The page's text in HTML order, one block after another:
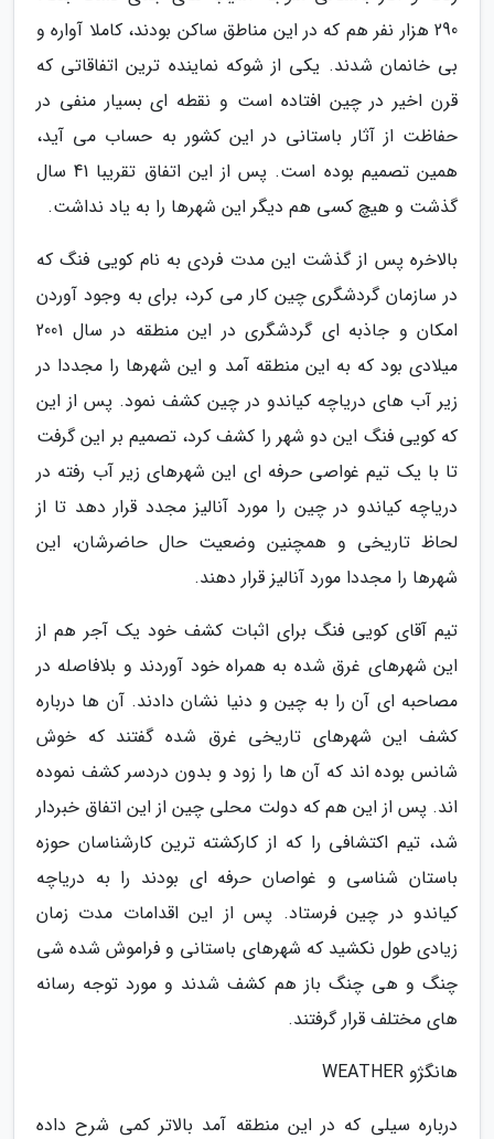
290 هزار نفر هم که در این مناطق ساکن بودند، کاملا آواره و
بی خانمان شدند. یکی از شوکه نماینده ترین اتفاقاتی که
قرن اخیر در چین افتاده است و نقطه ای بسیار منفی در
حفاظت از آثار باستانی در این کشور به حساب می آید،
همین تصمیم بوده است. پس از این اتفاق تقریبا 41 سال
گذشت و هیچ کسی هم دیگر این شهرها را به یاد نداشت.
بالاخره پس از گذشت این مدت فردی به نام کویی فنگ که
در سازمان گردشگری چین کار می کرد، برای به وجود آوردن
امکان و جاذبه ای گردشگری در این منطقه در سال 2001
میلادی بود که به این منطقه آمد و این شهرها را مجددا در
زیر آب های دریاچه کیاندو در چین کشف نمود. پس از این
که کویی فنگ این دو شهر را کشف کرد، تصمیم بر این گرفت
تا با یک تیم غواصی حرفه ای این شهرهای زیر آب رفته در
دریاچه کیاندو در چین را مورد آنالیز مجدد قرار دهد تا از
لحاظ تاریخی و همچنین وضعیت حال حاضرشان، این
شهرها را مجددا مورد آنالیز قرار دهند.
تیم آقای کویی فنگ برای اثبات کشف خود یک آجر هم از
این شهرهای غرق شده به همراه خود آوردند و بلافاصله در
مصاحبه ای آن را به چین و دنیا نشان دادند. آن ها درباره
کشف این شهرهای تاریخی غرق شده گفتند که خوش
شانس بوده اند که آن ها را زود و بدون دردسر کشف نموده
اند. پس از این هم که دولت محلی چین از این اتفاق خبردار
شد، تیم اکتشافی را که از کارکشته ترین کارشناسان حوزه
باستان شناسی و غواصان حرفه ای بودند را به دریاچه
کیاندو در چین فرستاد. پس از این اقدامات مدت زمان
زیادی طول نکشید که شهرهای باستانی و فراموش شده شی
چنگ و هی چنگ باز هم کشف شدند و مورد توجه رسانه
های مختلف قرار گرفتند.
هانگژو WEATHER
درباره سیلی که در این منطقه آمد بالاتر کمی شرح داده